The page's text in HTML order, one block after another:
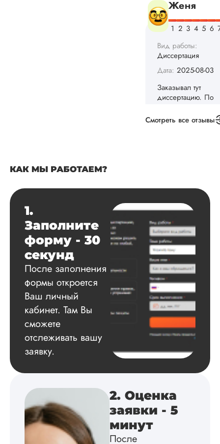
не успел бы
самостоятельно.
Понравилось то,
менеджер
держал меня в
о статусе заказа.
Структура
исследования
выполнена в...
Читать полный
2025-03-15
спасибо за
сам подобрал
литературу,
оформил и провел
подробное
экспериментов,
которые сам же и
провел. Спасибо
содействие, буду и
дальше заказывать
работы здесь.
Вид работы:
Диссертация
Смотреть все отзывы
КАК МЫ РАБОТАЕМ?
1.
Заполните
форму - 30
секунд
После заполнения
формы откроется
Ваш личный
кабинет. Там Вы
сможете
отслеживать вашу
заявку.
2. Оценка
заявки - 5
минут
После